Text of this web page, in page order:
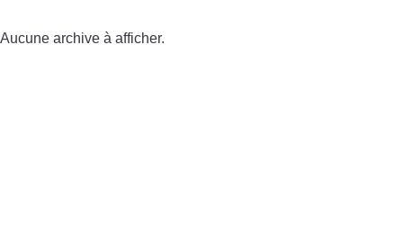
Aucune archive à afficher.